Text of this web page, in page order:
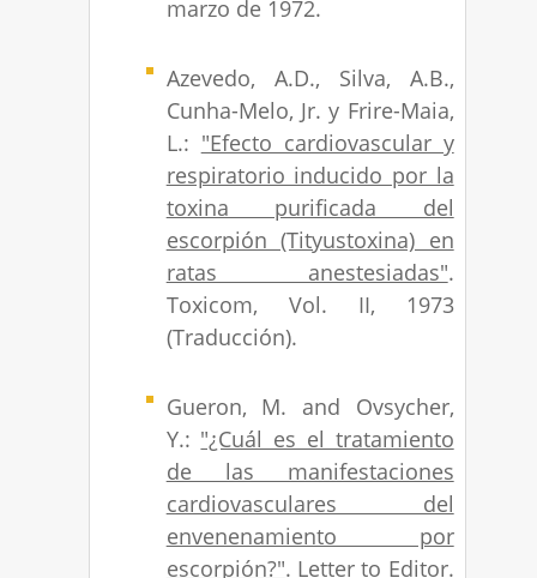
marzo de 1972.
Azevedo, A.D., Silva, A.B.,
Cunha-Melo, Jr. y Frire-Maia,
L.: "Efecto cardiovascular y
respiratorio inducido por la
toxina purificada del
escorpión (Tityustoxina) en
ratas anestesiadas".
Toxicom, Vol. II, 1973
(Traducción).
Gueron, M. and Ovsycher,
Y.: "¿Cuál es el tratamiento
de las manifestaciones
cardiovasculares del
envenenamiento por
escorpión?". Letter to Editor.